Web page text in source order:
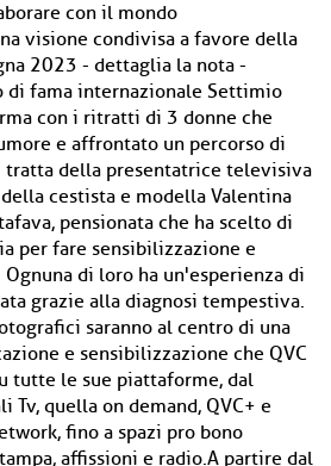
con il mondo
visione condivisa a favore della
2023 - dettaglia la nota -
fama internazionale Settimio
con i ritratti di 3 donne che
e affrontato un percorso di
tratta della presentatrice televisiva
cestista e modella Valentina
pensionata che ha scelto di
per fare sensibilizzazione e
di loro ha un'esperienza di
grazie alla diagnosi tempestiva.
saranno al centro di una
e sensibilizzazione che QVC
tutte le sue piattaforme, dal
Tv, quella on demand, QVC+ e
fino a spazi pro bono
affissioni e radio.A partire dal